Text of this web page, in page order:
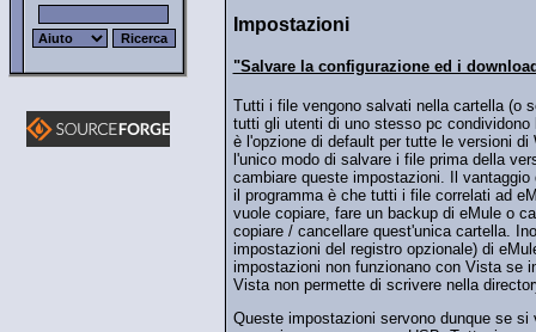
Impostazioni
"Salvare la configurazione ed i
Tutti i file vengono salvati nella cartella (o
tutti gli utenti di uno stesso pc
è l'opzione di default per tutte le versioni
l'unico modo di salvare i file prima della
cambiare queste impostazioni. Il
il programma è che tutti i file correlati ad
vuole copiare, fare un backup di eMule o
copiare / cancellare quest'unica cartella.
impostazioni del registro opzionale) di
impostazioni non funzionano con Vista se
Vista non permette di scrivere nella
Queste impostazioni servono dunque se